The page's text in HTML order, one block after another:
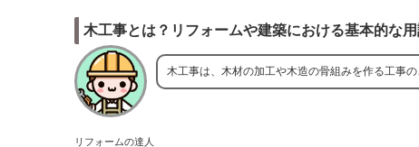
木工事とは？リフォームや建築における基本的な
リフォームの達人
木工事は、木材の加工や木造の骨組みを作る工事